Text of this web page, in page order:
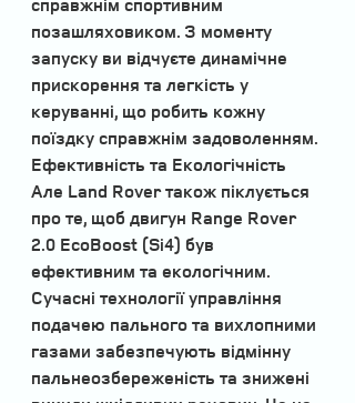
позашляховиком. З моменту
запуску ви відчуєте динамічне
прискорення та легкість у
керуванні, що робить кожну
поїздку справжнім задоволенням.
Ефективність та Екологічність
Але Land Rover також піклується
про те, щоб двигун Range Rover
2.0 EcoBoost (Si4) був
ефективним та екологічним.
Сучасні технології управління
подачею пального та вихлопними
газами забезпечують відмінну
пальнеозбереженість та знижені